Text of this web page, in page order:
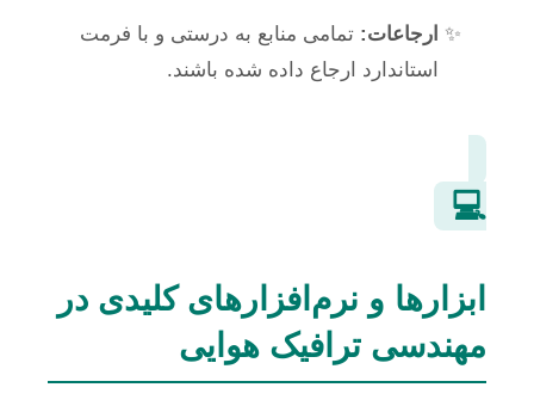
ارجاعات: تمامی منابع به درستی و با فرمت
استاندارد ارجاع داده شده باشند.
💻
ابزارها و نرم‌افزارهای کلیدی در
مهندسی ترافیک هوایی